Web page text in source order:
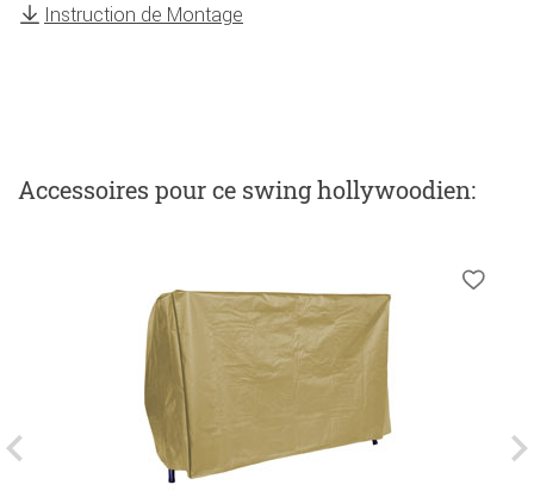
Instruction de Montage
Accessoires pour ce swing hollywoodien: